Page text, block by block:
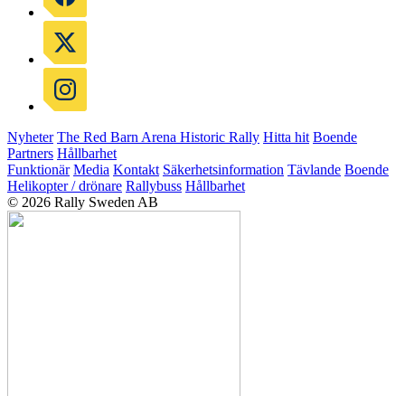
Nyheter The Red Barn Arena Historic Rally Hitta hit Boende
Partners Hållbarhet
Funktionär Media Kontakt Säkerhetsinformation Tävlande Boende
Helikopter / drönare Rallybuss Hållbarhet
© 2026 Rally Sweden AB